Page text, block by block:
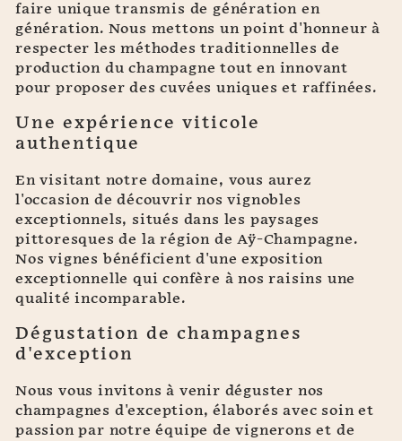
faire unique transmis de génération en
génération. Nous mettons un point d'honneur à
respecter les méthodes traditionnelles de
production du champagne tout en innovant
pour proposer des cuvées uniques et raffinées.
Une expérience viticole
authentique
En visitant notre domaine, vous aurez
l'occasion de découvrir nos vignobles
exceptionnels, situés dans les paysages
pittoresques de la région de Aÿ-Champagne.
Nos vignes bénéficient d'une exposition
exceptionnelle qui confère à nos raisins une
qualité incomparable.
Dégustation de champagnes
d'exception
Nous vous invitons à venir déguster nos
champagnes d'exception, élaborés avec soin et
passion par notre équipe de vignerons et de